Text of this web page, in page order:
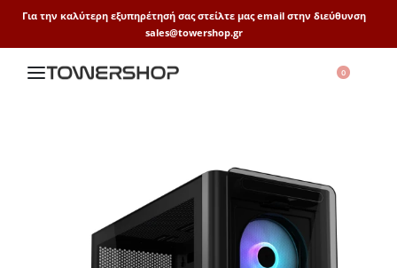
Για την καλύτερη εξυπηρέτησή σας στείλτε μας email στην διεύθυνση
sales@towershop.gr
0